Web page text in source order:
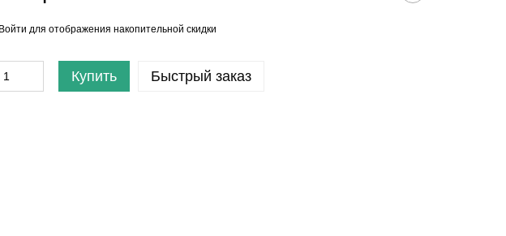
Войти для отображения накопительной скидки
Купить Быстрый заказ